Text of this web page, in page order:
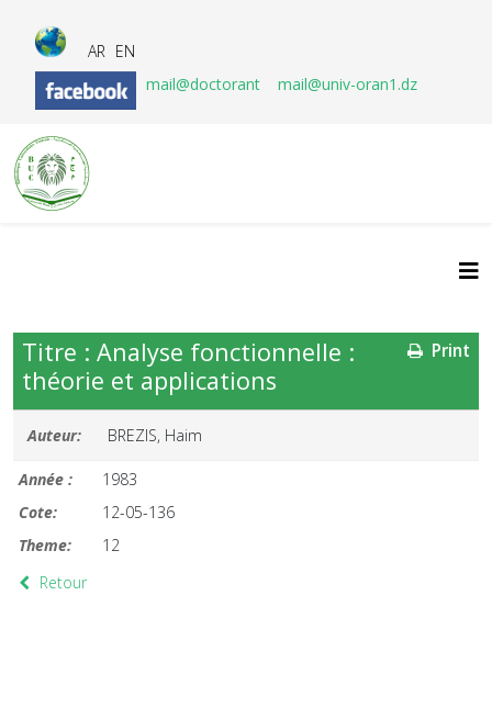
AR EN
mail@doctorant
mail@univ-oran1.dz
Print
Titre : Analyse fonctionnelle :
théorie et applications
Auteur: BREZIS, Haim
Année :
1983
Cote:
12-05-136
Theme:
12
Retour